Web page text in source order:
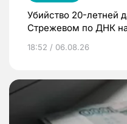
Убийство 20-летней
Стрежевом по ДНК
18:52 / 06.08.26